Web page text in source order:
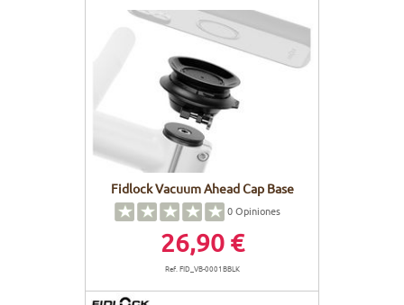
Fidlock Vacuum Ahead Cap Base
0Opiniones
26,90 €
Ref. FID_VB-0001BBLK